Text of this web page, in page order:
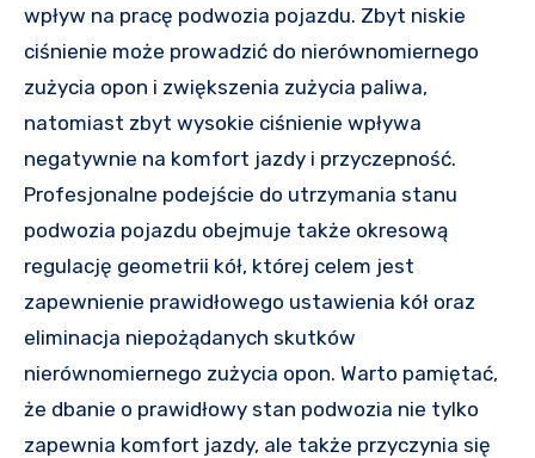
wpływ na pracę podwozia pojazdu. Zbyt niskie
ciśnienie może prowadzić do nierównomiernego
zużycia opon i zwiększenia zużycia paliwa,
natomiast zbyt wysokie ciśnienie wpływa
negatywnie na komfort jazdy i przyczepność.
Profesjonalne podejście do utrzymania stanu
podwozia pojazdu obejmuje także okresową
regulację geometrii kół, której celem jest
zapewnienie prawidłowego ustawienia kół oraz
eliminacja niepożądanych skutków
nierównomiernego zużycia opon. Warto pamiętać,
że dbanie o prawidłowy stan podwozia nie tylko
zapewnia komfort jazdy, ale także przyczynia się